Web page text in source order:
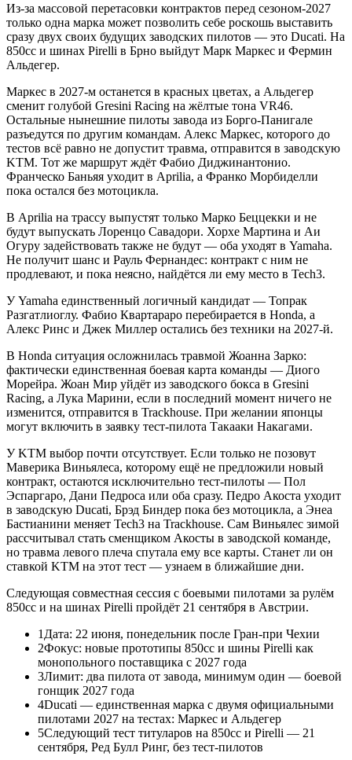
Из-за массовой перетасовки контрактов перед сезоном-2027
только одна марка может позволить себе роскошь выставить
сразу двух своих будущих заводских пилотов — это Ducati. На
850cc и шинах Pirelli в Брно выйдут Марк Маркес и Фермин
Альдегер.
Маркес в 2027-м останется в красных цветах, а Альдегер
сменит голубой Gresini Racing на жёлтые тона VR46.
Остальные нынешние пилоты завода из Борго-Панигале
разъедутся по другим командам. Алекс Маркес, которого до
тестов всё равно не допустит травма, отправится в заводскую
KTM. Тот же маршрут ждёт Фабио Диджинантонио.
Франческо Баньяя уходит в Aprilia, а Франко Морбиделли
пока остался без мотоцикла.
В Aprilia на трассу выпустят только Марко Беццекки и не
будут выпускать Лоренцо Савадори. Хорхе Мартина и Аи
Огуру задействовать также не будут — оба уходят в Yamaha.
Не получит шанс и Рауль Фернандес: контракт с ним не
продлевают, и пока неясно, найдётся ли ему место в Tech3.
У Yamaha единственный логичный кандидат — Топрак
Разгатлиоглу. Фабио Квартараро перебирается в Honda, а
Алекс Ринс и Джек Миллер остались без техники на 2027-й.
В Honda ситуация осложнилась травмой Жоанна Зарко:
фактически единственная боевая карта команды — Диого
Морейра. Жоан Мир уйдёт из заводского бокса в Gresini
Racing, а Лука Марини, если в последний момент ничего не
изменится, отправится в Trackhouse. При желании японцы
могут включить в заявку тест-пилота Такааки Накагами.
У KTM выбор почти отсутствует. Если только не позовут
Маверика Виньялеса, которому ещё не предложили новый
контракт, остаются исключительно тест-пилоты — Пол
Эспаргаро, Дани Педроса или оба сразу. Педро Акоста уходит
в заводскую Ducati, Брэд Биндер пока без мотоцикла, а Энеа
Бастианини меняет Tech3 на Trackhouse. Сам Виньялес зимой
рассчитывал стать сменщиком Акосты в заводской команде,
но травма левого плеча спутала ему все карты. Станет ли он
ставкой KTM на этот тест — узнаем в ближайшие дни.
Следующая совместная сессия с боевыми пилотами за рулём
850cc и на шинах Pirelli пройдёт 21 сентября в Австрии.
1 Дата: 22 июня, понедельник после Гран-при Чехии
2Фокус: новые прототипы 850cc и шины Pirelli как
монопольного поставщика с 2027 года
3Лимит: два пилота от завода, минимум один — боевой
гонщик 2027 года
4Ducati — единственная марка с двумя официальными
пилотами 2027 на тестах: Маркес и Альдегер
5Следующий тест титуларов на 850cc и Pirelli — 21
сентября, Ред Булл Ринг, без тест-пилотов